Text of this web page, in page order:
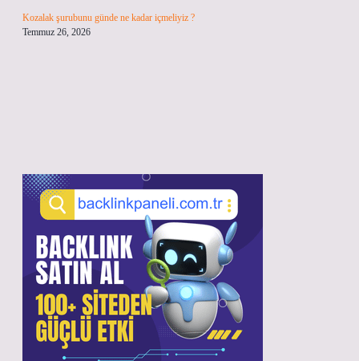
Kozalak şurubunu günde ne kadar içmeliyiz ?
Temmuz 26, 2026